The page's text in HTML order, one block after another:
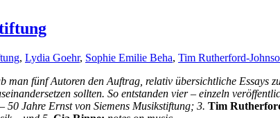
, Lydia Goehr, Sophie Emilie Beha, Tim Rutherford-
fünf Autoren den Auftrag, relativ übersichtliche Essays
sollten. So entstanden vier – einzeln
50 Jahre Ernst von Siemens Musikstiftung; 3. Tim